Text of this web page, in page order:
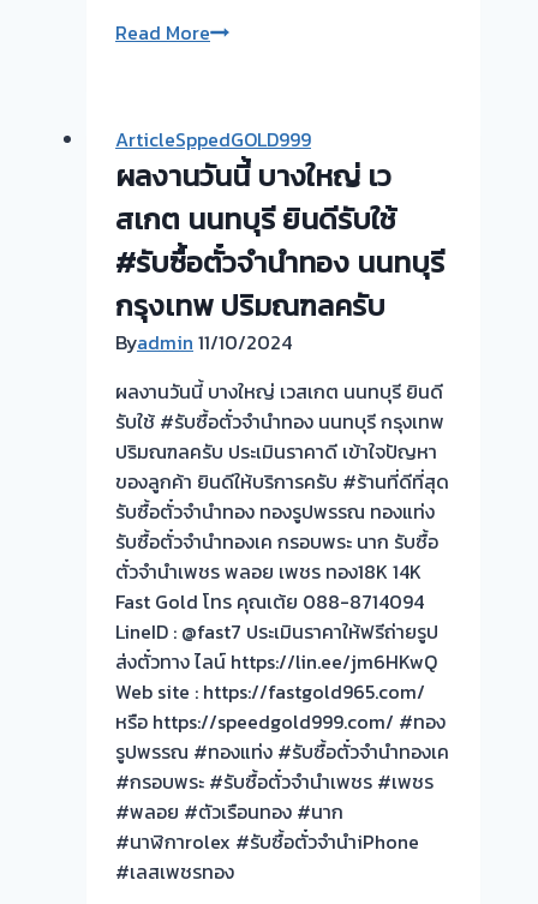
Read Moreรับ
ทอง
ยินดี
บริการ
รับ
ไถ่ถอน
ถึง
โรง
ร้าน
ทอง
ประเมิน
หน้า
ตั๋ว
ฟรี
จ่าย
สด
ทันที
ไม่
ต้อง
รอ
จบไว
ArticleSppedGOLD999
ผลงานวันนี้ บางใหญ่ เว
สเกต นนทบุรี ยินดีรับใช้
#รับซื้อตั๋วจำนำทอง นนทบุรี
กรุงเทพ ปริมณฑลครับ
Byadmin 11/10/2024
ผลงานวันนี้ บางใหญ่ เวสเกต นนทบุรี ยินดี
รับใช้ #รับซื้อตั๋วจำนำทอง นนทบุรี กรุงเทพ
ปริมณฑลครับ ประเมินราคาดี เข้าใจปัญหา
ของลูกค้า ยินดีให้บริการครับ #ร้านที่ดีที่สุด
รับซื้อตั๋วจำนำทอง ทองรูปพรรณ ทองแท่ง
รับซื้อตั๋วจำนำทองเค กรอบพระ นาก รับซื้อ
ตั๋วจำนำเพชร พลอย เพชร ทอง18K 14K
Fast Gold โทร คุณเต้ย 088-8714094
LineID : @fast7 ประเมินราคาให้ฟรีถ่ายรูป
ส่งตั๋วทาง ไลน์ https://lin.ee/jm6HKwQ
Web site : https://fastgold965.com/
หรือ https://speedgold999.com/ #ทอง
รูปพรรณ #ทองแท่ง #รับซื้อตั๋วจำนำทองเค
#กรอบพระ #รับซื้อตั๋วจำนำเพชร #เพชร
#พลอย #ตัวเรือนทอง #นาก
#นาฬิกาrolex #รับซื้อตั๋วจำนำiPhone
#เลสเพชรทอง